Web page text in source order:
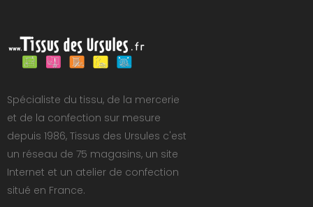
Spécialiste du tissu, de la mercerie
et de la confection sur mesure
depuis 1986, Tissus des Ursules c'est
un réseau de 75 magasins, un site
Internet et un atelier de confection
situé en France.